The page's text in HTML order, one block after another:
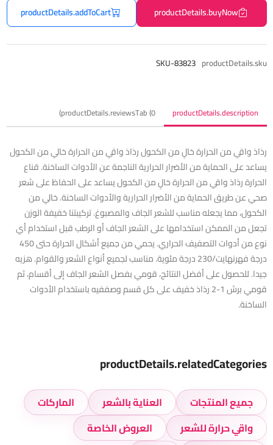
productDetails.buyNow
productDetails.addToCart
productDetails.sku
SKU-83823
productDetails.description
productDetails.reviewsTab (0)
رذاذ واقي من الحرارة خالٍ من الكحول رذاذ واقي من الحرارة خالي من الكحول
يساعد على الحماية من الأضرار الحرارية الناجمة عن الأدوات الساخنة. قناع
الحرارة رذاذ واقي من الحرارة خالٍ من الكحول يساعد على الحفاظ على شعر
صحي عن طريق الحماية من الأضرار الحرارية والأدوات الساخنة. خالي من
الكحول، مما يجعله مناسب للشعر الجاف والمصبوغ. تركيبتنا خفيفة الوزن
تجعل من الممكن استخدامها على الشعر الجاف أو الرطب قبل استخدام أي
نوع من أدوات التصفيف الحراري. يحمي من جميع أشكال الحرارة حتى 450
درجة فهرنهايت/230 درجة مئوية. مناسب لجميع أنواع الشعر والقوام. هزيه
جيدا. للحصول على أفضل النتائج، قومي بفصل الشعر الجاف إلى أقسام، ثم
قومي برش 1-2 رذاذ خفيف على كل قسم وصففيه باستخدام الأدوات
الساخنة.
productDetails.relatedCategories
جميع المنتجات العناية بالشعر
الماركات
واقي حرارة للشعر
العروض الخاصة